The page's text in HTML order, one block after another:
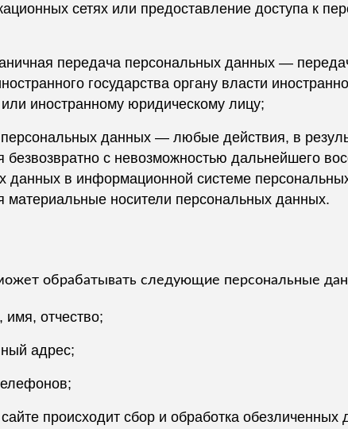
сетях или предоставление доступа к
передача персональных данных —
государства органу власти
иностранному юридическому лицу;
данных — любые действия, в
безвозвратно с невозможностью дальнейшего
данных в информационной системе
материальные носители персональных данных.
обрабатывать следующие персональные
отчество;
адрес;
происходит сбор и обработка